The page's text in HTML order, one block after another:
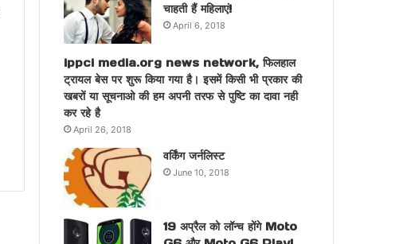
चाहती हैं महिलाएं!
April 6, 2018
ippci media.org news network, फिलहाल
ट्रायल बेस पर शुरू किया गया है। इसमें किसी भी प्रकार की
खबरों या सूचनाओ की हम अपनी तरफ से पुष्टि का दावा नही
कर रहे है
April 26, 2018
वर्किंग जर्नलिस्ट
June 10, 2018
19 अप्रैल को लॉन्च होंगे Moto